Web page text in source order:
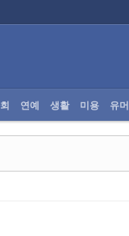
연예 생활 미용 유머